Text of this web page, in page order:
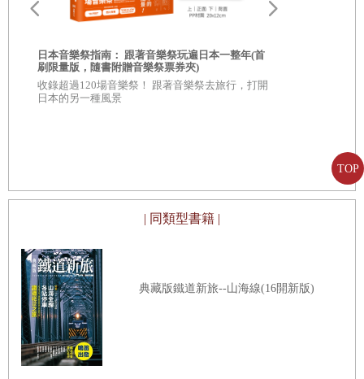
TOP
書摘
魚燒，右轉則是「Pretty Good #1 Alley」。往千代田區
的方向走，你會看到幾家拉麵店、玄品河豚餐廳。往回
走會看到柏青哥遊戲機、烤鰻魚、大頭貼店以及銀座
Renoir喫茶室。如果看到Life超市前的腳踏車停車格，
就表示走對方向了。
日本音樂祭指南： 跟著音樂祭玩遍日本一整年(首
刷限量版，隨書附贈音樂祭票券夾)
收錄超過120場音樂祭！ 跟著音樂祭去旅行，打開
日本的另一種風景
| 同類型書籍 |
典藏版鐵道新旅--山海線(16開新版)